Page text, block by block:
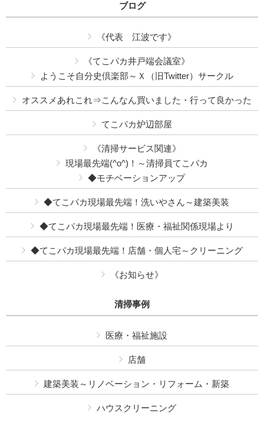
ブログ
《代表 江波です》
《てこパカ井戸端会議室》
ようこそ自分史倶楽部～Ｘ（旧Twitter）サークル
オススメあれこれ⇒こんなん買いました・行って良かった
てこパカ炉辺部屋
《清掃サービス関連》
現場最先端(^o^)！～清掃員てこパカ
◆モチベーションアップ
◆てこパカ現場最先端！洗いやさん～建築美装
◆てこパカ現場最先端！医療・福祉関係現場より
◆てこパカ現場最先端！店舗・個人宅～クリーニング
《お知らせ》
清掃事例
医療・福祉施設
店舗
建築美装～リノベーション・リフォーム・新築
ハウスクリーニング